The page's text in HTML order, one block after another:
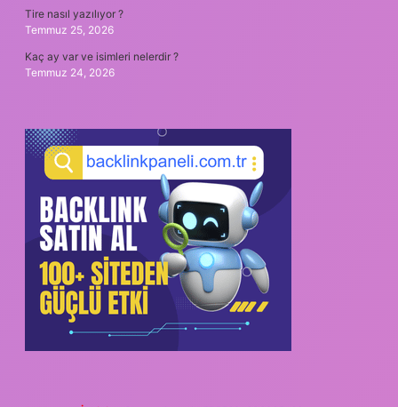
Tire nasıl yazılıyor ?
Temmuz 25, 2026
Kaç ay var ve isimleri nelerdir ?
Temmuz 24, 2026